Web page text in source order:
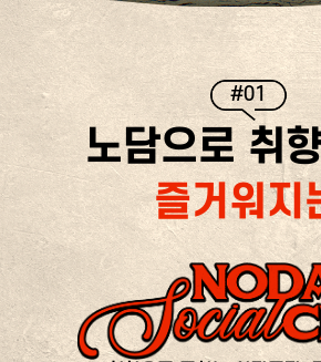
#01
노담으로 취
즐거워지